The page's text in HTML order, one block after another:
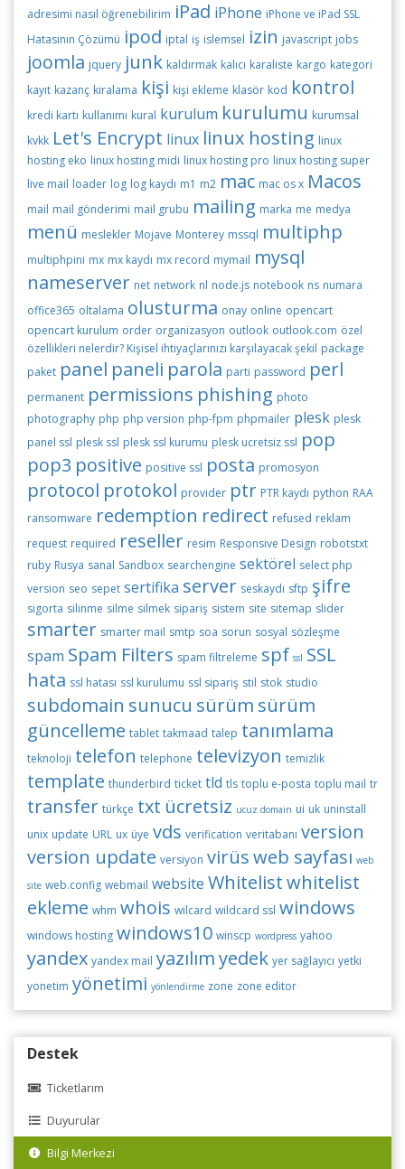
adresimi nasıl öğrenebilirim iPad iPhone iPhone ve iPad SSL
Hatasının Çözümü ipod iptal iş islemsel izin javascript jobs
joomla jquery junk kaldırmak kalıcı karaliste kargo kategori
kayıt kazanç kiralama kişi kişi ekleme klasör kod kontrol
kredi kartı kullanımı kural kurulum kurulumu kurumsal
kvkk Let's Encrypt linux linux hosting linux
hosting eko linux hosting midi linux hosting pro linux hosting super
live mail loader log log kaydı m1 m2 mac mac os x Macos
mail mail gönderimi mail grubu mailing marka me medya
menü meslekler Mojave Monterey mssql multiphp
multiphpini mx mx kaydı mx record mymail mysql
nameserver net network nl node.js notebook ns numara
office365 oltalama olusturma onay online opencart
opencart kurulum order organizasyon outlook outlook.com özel
özellikleri nelerdir? Kişisel ihtiyaçlarınızı karşılayacak şekil package
paket panel paneli parola parti password perl
permanent permissions phishing photo
photography php php version php-fpm phpmailer plesk plesk
panel ssl plesk ssl plesk ssl kurumu plesk ucretsiz ssl pop
pop3 positive positive ssl posta promosyon
protocol protokol provider ptr PTR kaydı python RAA
ransomware redemption redirect refused reklam
request required reseller resim Responsive Design robotstxt
ruby Rusya sanal Sandbox searchengine sektörel select php
version seo sepet sertifika server seskaydı sftp şifre
sigorta silinme silme silmek sipariş sistem site sitemap slider
smarter smarter mail smtp soa sorun sosyal sözleşme
spam Spam Filters spam filtreleme spf ssl SSL
hata ssl hatası ssl kurulumu ssl sipariş stil stok studio
subdomain sunucu sürüm sürüm
güncelleme tablet takmaad talep tanımlama
teknoloji telefon telephone televizyon temizlik
template thunderbird ticket tld tls toplu e-posta toplu mail tr
transfer türkçe txt ücretsiz ucuz domain ui uk uninstall
unix update URL ux üye vds verification veritabanı version
version update versiyon virüsweb sayfası web
site web.config webmail website Whitelistwhitelist
ekleme whm whois wilcard wildcard ssl windows
windows hosting windows10 winscp wordpress yahoo
yandex yandex mail yazılımyedek yer sağlayıcı yetki
yonetim yönetimi yönlendirme zone zone editor
Destek
Ticketlarım
Duyurular
Bilgi Merkezi